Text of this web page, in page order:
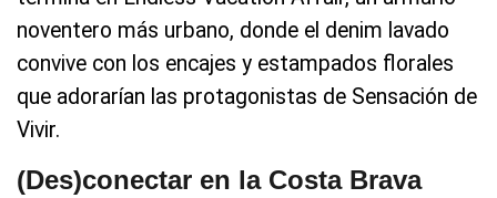
noventero más urbano, donde el denim lavado
convive con los encajes y estampados florales
que adorarían las protagonistas de Sensación de
Vivir.
(Des)conectar en la Costa Brava